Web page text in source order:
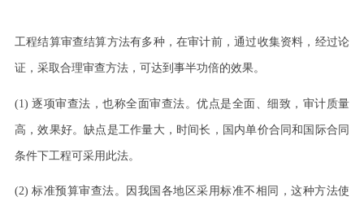
工程结算审查结算方法有多种，在审计前，通过收集资料，经过论
证，采取合理审查方法，可达到事半功倍的效果。
(1)逐项审查法，也称全面审查法。优点是全面、细致，审计质量
高，效果好。缺点是工作量大，时间长，国内单价合同和国际合同
条件下工程可采用此法。
(2)标准预算审查法。因我国各地区采用标准不相同，这种方法使